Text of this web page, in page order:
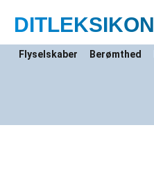
DITLEKSIKON
Flyselskaber Berømthed